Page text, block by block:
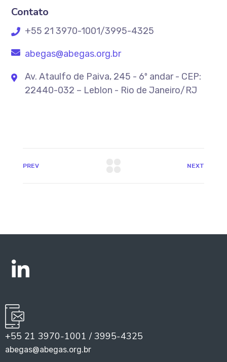
Contato
+55 21 3970-1001/3995-4325
abegas@abegas.org.br
Av. Ataulfo de Paiva, 245 - 6º andar - CEP:
22440-032 – Leblon - Rio de Janeiro/RJ
PREV NEXT
+55 21 3970-1001 / 3995-4325
abegas@abegas.org.br